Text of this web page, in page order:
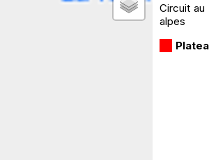
Circuit
alpes